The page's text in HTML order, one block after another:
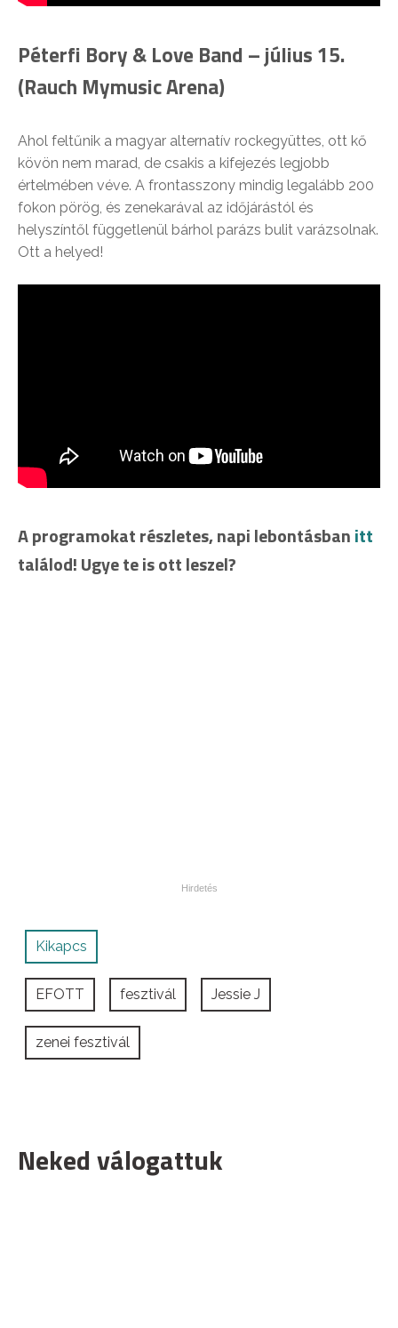
Péterfi Bory & Love Band – július 15.
(Rauch Mymusic Arena)
Ahol feltűnik a magyar alternatív rockegyüttes, ott kő
kövön nem marad, de csakis a kifejezés legjobb
értelmében véve. A frontasszony mindig legalább 200
fokon pörög, és zenekarával az időjárástól és
helyszíntől függetlenül bárhol parázs bulit varázsolnak.
Ott a helyed!
A programokat részletes, napi lebontásbanitt
találod! Ugye te is ott leszel?
Kikapcs
EFOTT fesztivál Jessie J
zenei fesztivál
Neked válogattuk